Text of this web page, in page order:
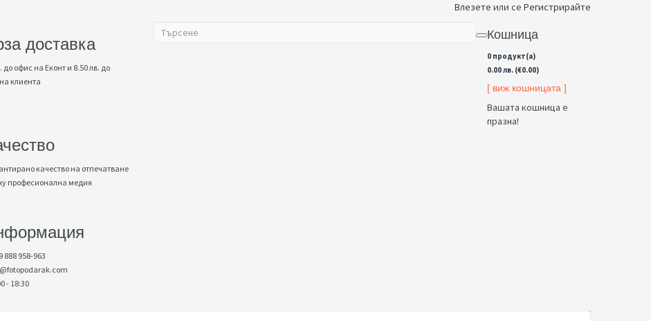
Влезете или се Регистрирайте
доставка
до офис на Еконт и 8.50 лв. до
клиента
качество на отпечатване
професионална медия
888 958-963
- 18:30
Кошница
0 продукт(а)
0.00 лв. (€0.00)
[ виж кошницата ]
Вашата кошница е
празна!